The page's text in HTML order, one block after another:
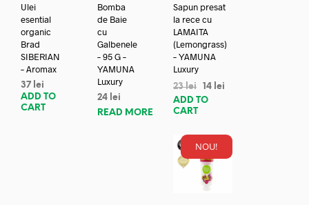
Ulei
esential
organic
Brad
SIBERIAN
– Aromax
37 lei
ADD TO
CART
Bomba
de Baie
cu
Galbenele
– 95 G –
YAMUNA
Luxury
24 lei
READ MORE
Sapun presat
la rece cu
LAMAITA
(Lemongrass)
– YAMUNA
Luxury
23lei 14 lei
ADD TO
CART
NOU!